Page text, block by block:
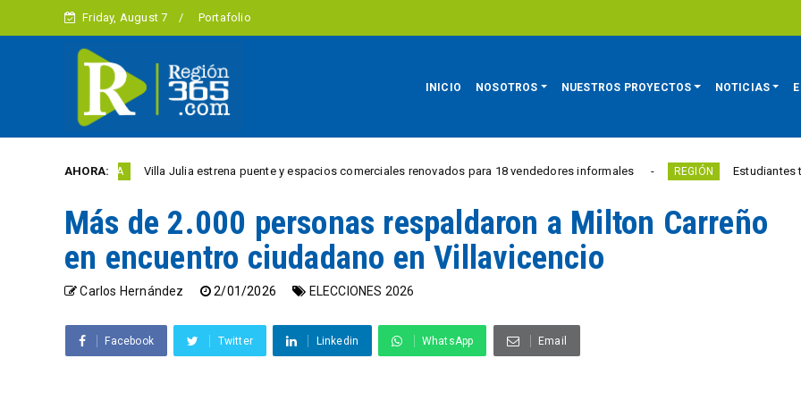
Friday, August 7 Portafolio
INICIO NOSOTROS NUESTROS PROYECTOS NOTICIAS
AHORA:
comerciales renovados para 18 vendedores informales REGIÓN Estudiantes tienen hasta el 28 de agosto para competir por 10.000 euros
Más de 2.000 personas respaldaron a Milton Carreño
en encuentro ciudadano en Villavicencio
Carlos Hernández 2/01/2026 ELECCIONES 2026
Facebook Twitter Linkedin WhatsApp Email